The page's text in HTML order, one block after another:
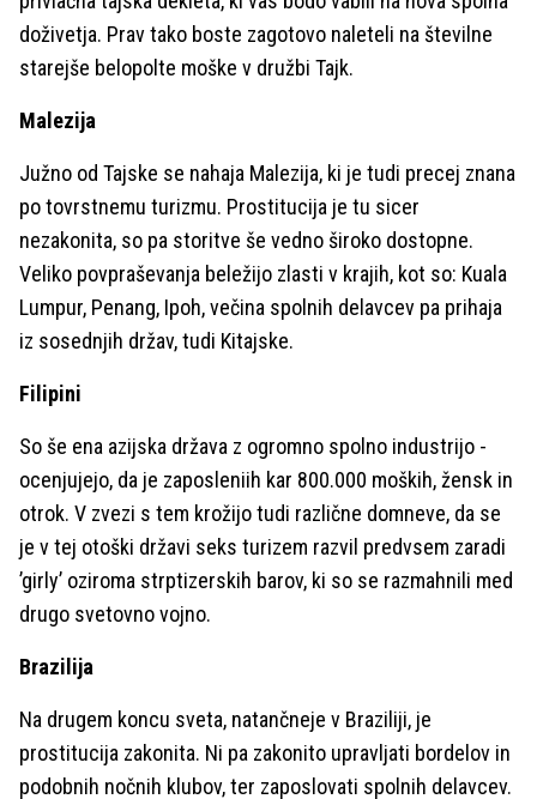
doživetja. Prav tako boste zagotovo naleteli na številne
starejše belopolte moške v družbi Tajk.
Malezija
Južno od Tajske se nahaja Malezija, ki je tudi precej znana
po tovrstnemu turizmu. Prostitucija je tu sicer
nezakonita, so pa storitve še vedno široko dostopne.
Veliko povpraševanja beležijo zlasti v krajih, kot so: Kuala
Lumpur, Penang, Ipoh, večina spolnih delavcev pa prihaja
iz sosednjih držav, tudi Kitajske.
Filipini
So še ena azijska država z ogromno spolno industrijo -
ocenjujejo, da je zaposleniih kar 800.000 moških, žensk in
otrok. V zvezi s tem krožijo tudi različne domneve, da se
je v tej otoški državi seks turizem razvil predvsem zaradi
’girly’ oziroma strptizerskih barov, ki so se razmahnili med
drugo svetovno vojno.
Brazilija
Na drugem koncu sveta, natančneje v Braziliji, je
prostitucija zakonita. Ni pa zakonito upravljati bordelov in
podobnih nočnih klubov, ter zaposlovati spolnih delavcev.